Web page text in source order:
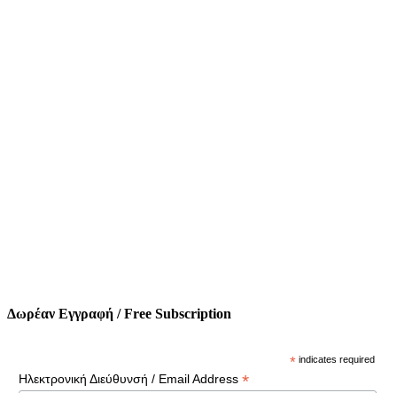
Δωρέαν Εγγραφή / Free Subscription
* indicates required
Ηλεκτρονική Διεύθυνσή / Email Address *